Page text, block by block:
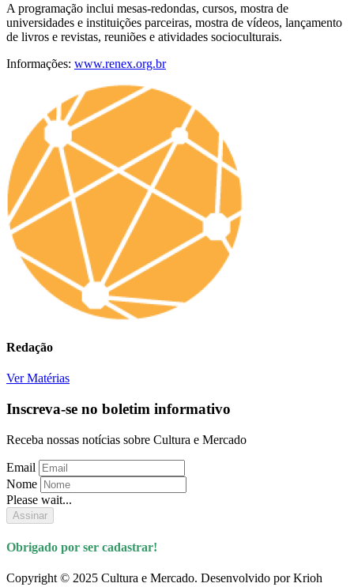
A programação inclui mesas-redondas, cursos, mostra de
universidades e instituições parceiras, mostra de vídeos, lançamento
de livros e revistas, reuniões e atividades socioculturais.
Informações: www.renex.org.br
Redação
Ver Matérias
Inscreva-se no boletim informativo
Receba nossas notícias sobre Cultura e Mercado
Email
Nome
Please wait...
Assinar
Obrigado por ser cadastrar!
Copyright © 2025 Cultura e Mercado. Desenvolvido por Krioh